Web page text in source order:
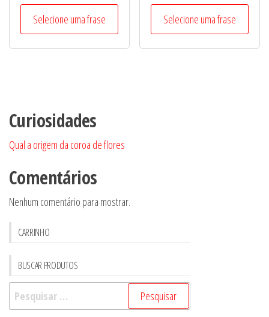
Selecione uma frase Selecione uma frase
Curiosidades
Qual a origem da coroa de flores
Comentários
Nenhum comentário para mostrar.
CARRINHO
BUSCAR PRODUTOS
Pesquisar
por: